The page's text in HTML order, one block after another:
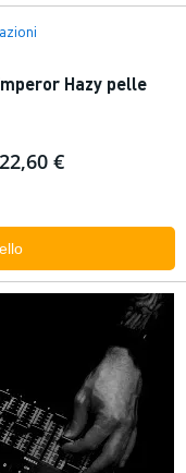
Hazy pelle
22,60 €